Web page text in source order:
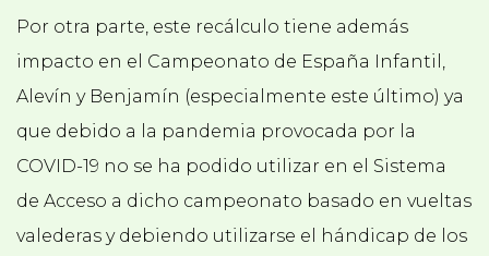
Por otra parte, este recálculo tiene además
impacto en el Campeonato de España Infantil,
Alevín y Benjamín (especialmente este último) ya
que debido a la pandemia provocada por la
COVID-19 no se ha podido utilizar en el Sistema
de Acceso a dicho campeonato basado en vueltas
valederas y debiendo utilizarse el hándicap de los